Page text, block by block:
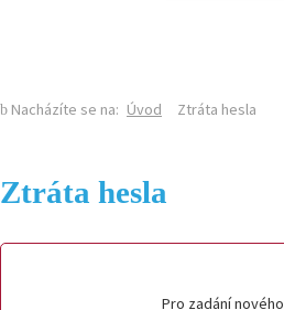
Nacházíte se na: Úvod Ztráta hesla
Ztráta hesla
Pro zadání nového